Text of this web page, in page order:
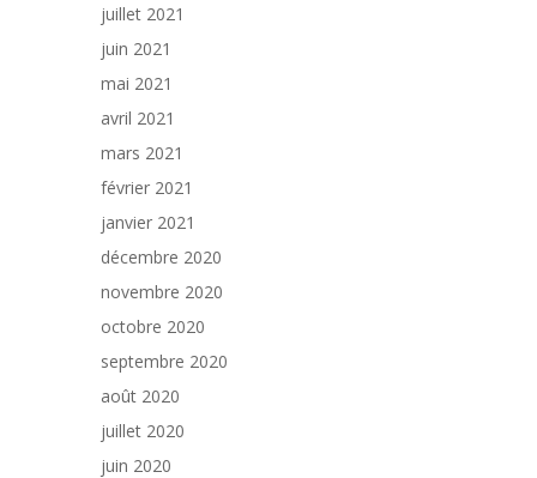
juillet 2021
juin 2021
mai 2021
avril 2021
mars 2021
février 2021
janvier 2021
décembre 2020
novembre 2020
octobre 2020
septembre 2020
août 2020
juillet 2020
juin 2020